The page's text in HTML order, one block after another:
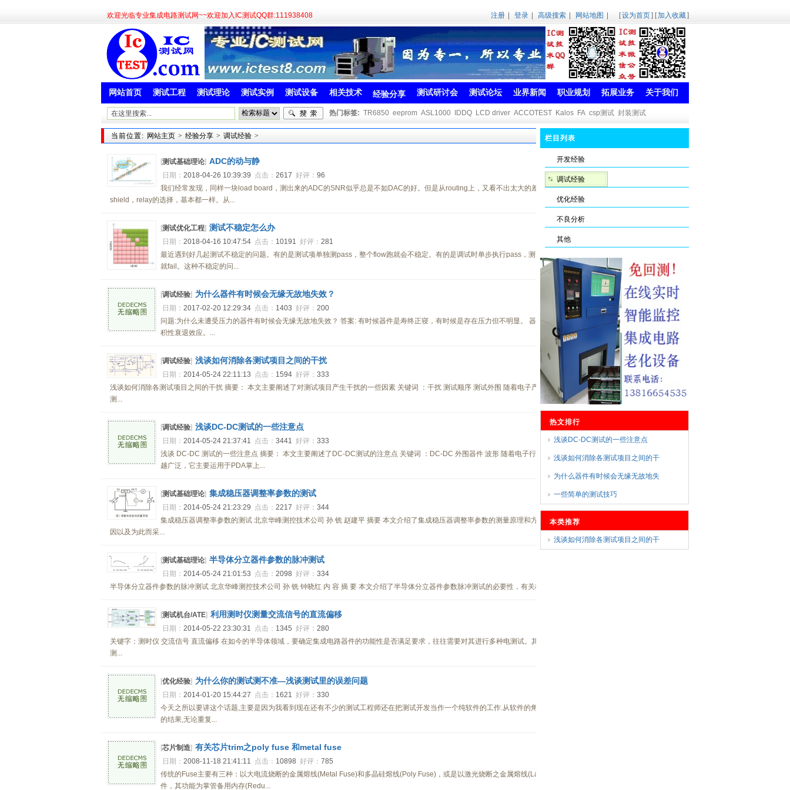
欢迎光临专业集成电路测试网~~欢迎加入IC测试QQ群:111938408 注册 登录 高级搜索 网站地图 [设为首页] [加入收藏]
网站首页 测试工程 测试理论 测试实例 测试设备 相关技术 经验分享 测试研讨会 测试论坛 业界新闻 职业规划 拓展业务 关于我们
热门标签: TR6850 eeprom ASL1000 IDDQ LCD driver ACCOTEST Kalos FA csp测试 封装测试
当前位置: 网站主页 > 经验分享 > 调试经验 >
[测试基础理论] ADC的动与静
日期： 2018-04-26 10:39:39 点击： 2617 好评： 96
我们经常发现，同样一块load board，测出来的ADC的SNR似乎总是不如DAC的好。但是从routing上，又看不出太大的差异。无论是电源、地的设计，还是信号的
shield，relay的选择，基本都一样。从...
[测试优化工程] 测试不稳定怎么办
日期： 2018-04-16 10:47:54 点击： 10191 好评： 281
最近遇到好几起测试不稳定的问题。有的是测试项单独测pass，整个flow跑就会不稳定。有的是调试时单步执行pass，测试项整体跑就fail。有的是手测pass，量产一跑
就fail。这种不稳定的问...
[调试经验] 为什么器件有时候会无缘无故地失效？
日期： 2017-02-20 12:29:34 点击： 1403 好评： 200
问题:为什么未遭受压力的器件有时候会无缘无故地失效？ 答案: 有时候器件是寿终正寝，有时候是存在压力但不明显。 器件的寿终正寝是一种源于物理或化学变化的累
积性衰退效应。...
[调试经验] 浅谈如何消除各测试项目之间的干扰
日期： 2014-05-24 22:11:13 点击： 1594 好评： 333
浅谈如何消除各测试项目之间的干扰 摘要： 本文主要阐述了对测试项目产生干扰的一些因素 关键词 ：干扰 测试顺序 测试外围 随着电子产业的飞速发展，测试产品的种类越来越多，
测...
[调试经验] 浅谈DC-DC测试的一些注意点
日期： 2014-05-24 21:37:41 点击： 3441 好评： 333
浅谈 DC-DC 测试的一些注意点 摘要： 本文主要阐述了DC-DC测试的注意点 关键词 ：DC-DC 外围器件 波形 随着电子行业的不断发展，DC-DC升压转换器的运用越来
越广泛，它主要运用于PDA掌上...
[测试基础理论] 集成稳压器调整率参数的测试
日期： 2014-05-24 21:23:29 点击： 2217 好评： 344
集成稳压器调整率参数的测试 北京华峰测控技术公司 孙 铣 赵建平 摘要 本文介绍了集成稳压器调整率参数的测量原理和方法，分析了影响调整率参数测量精度的各种原
因以及为此而采...
[测试基础理论] 半导体分立器件参数的脉冲测试
日期： 2014-05-24 21:01:53 点击： 2098 好评： 334
半导体分立器件参数的脉冲测试 北京华峰测控技术公司 孙 铣 钟晓红 内 容 摘 要 本文介绍了半导体分立器件参数脉冲测试的必要性，有关标准对脉冲测试的要求及实现的方法。并介绍...
[测试机台/ATE] 利用测时仪测量交流信号的直流偏移
日期： 2014-05-22 23:30:31 点击： 1345 好评： 280
关键字：测时仪 交流信号 直流偏移 在如今的半导体领域，要确定集成电路器件的功能性是否满足要求，往往需要对其进行多种电测试。其中一项就是测量器件的时序，这时必须用到
测...
[优化经验] 为什么你的测试测不准—浅谈测试里的误差问题
日期： 2014-01-20 15:44:27 点击： 1621 好评： 330
今天之所以要讲这个话题,主要是因为我看到现在还有不少的测试工程师还在把测试开发当作一个纯软件的工作.从软件的角度来看,输入固定的信息一般总是可以获得确定
的结果,无论重复...
[芯片制造] 有关芯片trim之poly fuse 和metal fuse
日期： 2008-11-18 21:41:11 点击： 10898 好评： 785
传统的Fuse主要有三种：以大电流烧断的金属熔线(Metal Fuse)和多晶硅熔线(Poly Fuse)，或是以激光烧断之金属熔线(Laser Fuse)。Fuse为电子产品中之关键性零组
件，其功能为掌管备用内存(Redu...
栏目列表
开发经验
调试经验
优化经验
不良分析
其他
热文排行
浅谈DC-DC测试的一些注意点
浅谈如何消除各测试项目之间的干
为什么器件有时候会无缘无故地失
一些简单的测试技巧
本类推荐
浅谈如何消除各测试项目之间的干